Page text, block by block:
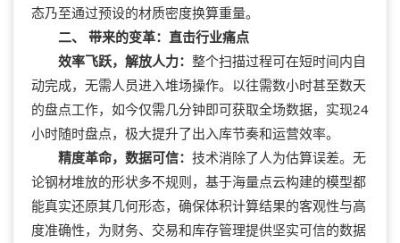
态乃至通过预设的材质密度换算重量。
二、 带来的变革：直击行业痛点
效率飞跃，解放人力： 整个扫描过程可在短时间内自
动完成，无需人员进入堆场操作。以往需数小时甚至数天
的盘点工作，如今仅需几分钟即可获取全场数据，实现24
小时随时盘点，极大提升了出入库节奏和运营效率。
精度革命，数据可信： 技术消除了人为估算误差。无
论钢材堆放的形状多不规则，基于海量点云构建的模型都
能真实还原其几何形态，确保体积计算结果的客观性与高
度准确性，为财务、交易和库存管理提供坚实可信的数据